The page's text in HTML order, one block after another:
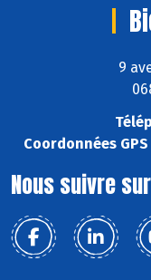
9
Coordonnées GPS
Nous suivre sur